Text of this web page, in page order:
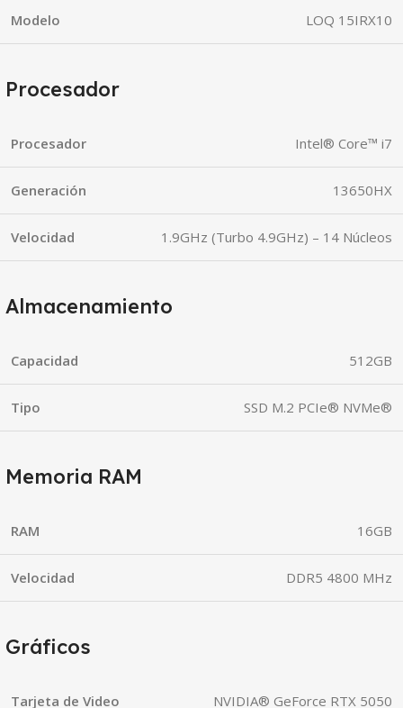
Modelo LOQ 15IRX10
Procesador
Procesador Intel® Core™ i7
Generación 13650HX
Velocidad 1.9GHz (Turbo 4.9GHz) – 14 Núcleos
Almacenamiento
Capacidad 512GB
Tipo SSD M.2 PCIe® NVMe®
Memoria RAM
RAM 16GB
Velocidad DDR5 4800 MHz
Gráficos
Tarjeta de Video NVIDIA® GeForce RTX 5050